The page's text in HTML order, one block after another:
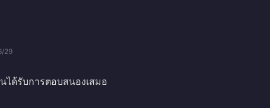
29
ได้รับการตอบสนองเสมอ